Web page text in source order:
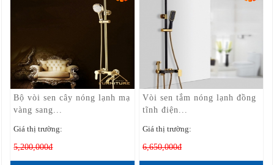
Bộ vòi sen cây nóng lạnh mạ
vàng sang...
Giá thị trường:
5,200,000đ
Vòi sen tắm nóng lạnh đồng
tĩnh điện...
Giá thị trường:
6,650,000đ